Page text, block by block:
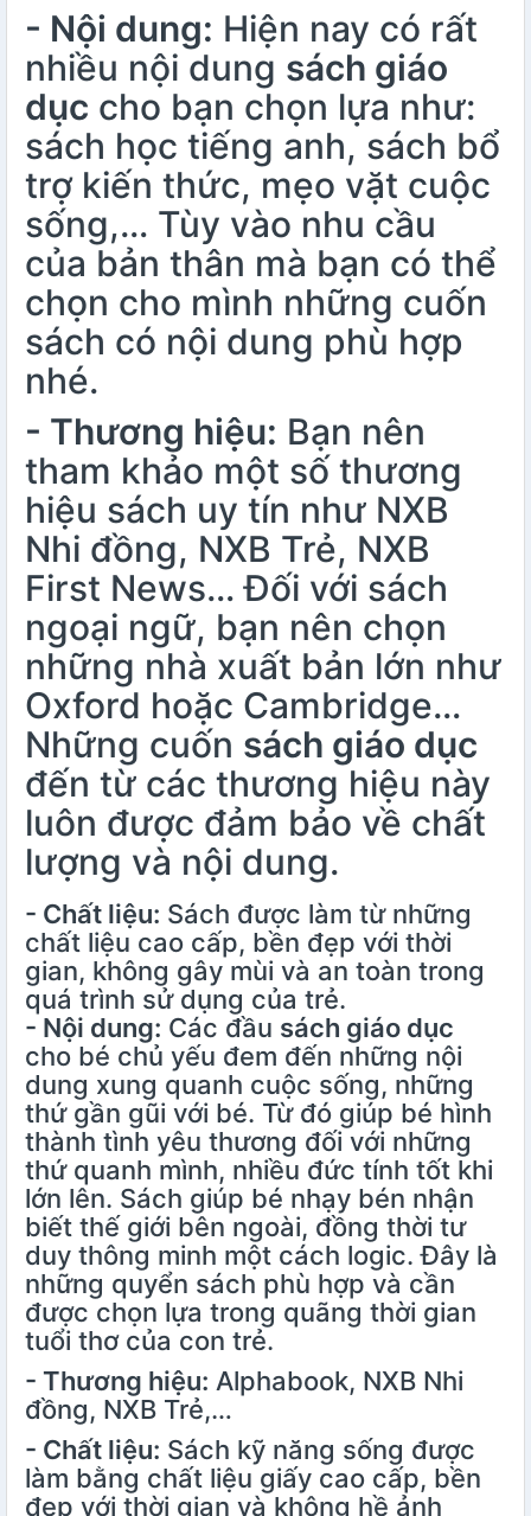
- Nội dung: Hiện nay có rất
nhiều nội dung sách giáo
dục cho bạn chọn lựa như:
sách học tiếng anh, sách bổ
trợ kiến thức, mẹo vặt cuộc
sống,… Tùy vào nhu cầu
của bản thân mà bạn có thể
chọn cho mình những cuốn
sách có nội dung phù hợp
nhé.
- Thương hiệu: Bạn nên
tham khảo một số thương
hiệu sách uy tín như NXB
Nhi đồng, NXB Trẻ, NXB
First News… Đối với sách
ngoại ngữ, bạn nên chọn
những nhà xuất bản lớn như
Oxford hoặc Cambridge…
Những cuốn sách giáo dục
đến từ các thương hiệu này
luôn được đảm bảo về chất
lượng và nội dung.
- Chất liệu: Sách được làm từ những
chất liệu cao cấp, bền đẹp với thời
gian, không gây mùi và an toàn trong
quá trình sử dụng của trẻ.
- Nội dung: Các đầu sách giáo dục
cho bé chủ yếu đem đến những nội
dung xung quanh cuộc sống, những
thứ gần gũi với bé. Từ đó giúp bé hình
thành tình yêu thương đối với những
thứ quanh mình, nhiều đức tính tốt khi
lớn lên. Sách giúp bé nhạy bén nhận
biết thế giới bên ngoài, đồng thời tư
duy thông minh một cách logic. Đây là
những quyển sách phù hợp và cần
được chọn lựa trong quãng thời gian
tuổi thơ của con trẻ.
- Thương hiệu: Alphabook, NXB Nhi
đồng, NXB Trẻ,…
- Chất liệu: Sách kỹ năng sống được
làm bằng chất liệu giấy cao cấp, bền
đẹp với thời gian và không hề ảnh